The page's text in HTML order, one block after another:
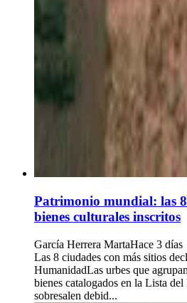
Patrimonio mundial: las
bienes culturales inscritos
García Herrera MartaHace 3 días
Las 8 ciudades con más sitios
HumanidadLas urbes que
bienes catalogados en la Lista
sobresalen debid...